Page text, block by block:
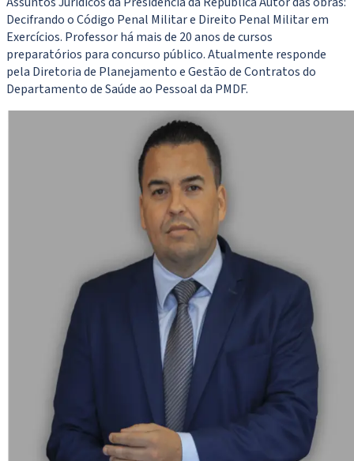
Decifrando o Código Penal Militar e Direito Penal Militar em
Exercícios. Professor há mais de 20 anos de cursos
preparatórios para concurso público. Atualmente responde
pela Diretoria de Planejamento e Gestão de Contratos do
Departamento de Saúde ao Pessoal da PMDF.